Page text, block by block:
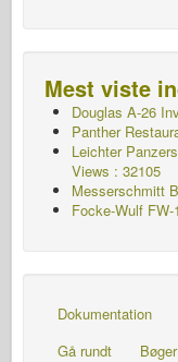
Mest viste
Douglas A-26
Panther
Leichter
Views : 32105
Messerschmitt
Focke-Wulf
Dokumentation
Gå rundt
Bøger